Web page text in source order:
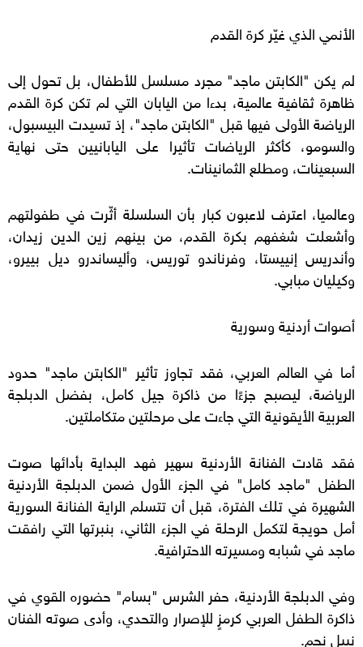
الأنمي الذي غيّر كرة القدم
لم يكن "الكابتن ماجد" مجرد مسلسل للأطفال، بل تحول إلى
ظاهرة ثقافية عالمية، بدءا من اليابان التي لم تكن كرة القدم
الرياضة الأولى فيها قبل "الكابتن ماجد"، إذ تسيدت البيسبول،
والسومو، كأكثر الرياضات تأثيرا على اليابانيين حتى نهاية
السبعينات، ومطلع الثمانينات.
وعالميا، اعترف لاعبون كبار بأن السلسلة أثّرت في طفولتهم
وأشعلت شغفهم بكرة القدم، من بينهم زين الدين زيدان،
وأندريس إنييستا، وفرناندو توريس، وأليساندرو ديل بييرو،
وكيليان مبابي.
أصوات أردنية وسورية
أما في العالم العربي، فقد تجاوز تأثير "الكابتن ماجد" حدود
الرياضة، ليصبح جزءًا من ذاكرة جيل كامل، بفضل الدبلجة
العربية الأيقونية التي جاءت على مرحلتين متكاملتين.
فقد قادت الفنانة الأردنية سهير فهد البداية بأدائها صوت
الطفل "ماجد كامل" في الجزء الأول ضمن الدبلجة الأردنية
الشهيرة في تلك الفترة، قبل أن تتسلم الراية الفنانة السورية
أمل حويجة لتكمل الرحلة في الجزء الثاني، بنبرتها التي رافقت
ماجد في شبابه ومسيرته الاحترافية.
وفي الدبلجة الأردنية، حفر الشرس "بسام" حضوره القوي في
ذاكرة الطفل العربي كرمزٍ للإصرار والتحدي، وأدى صوته الفنان
نبيل نجم.